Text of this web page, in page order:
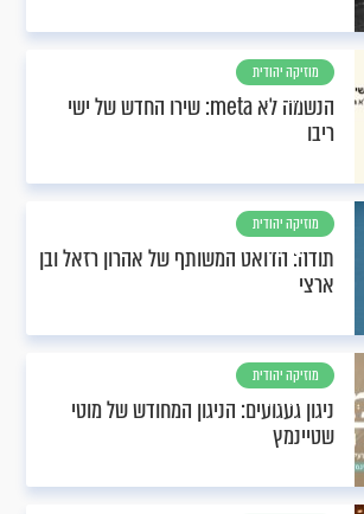
מוזיקה יהודית
וחסידית
הנשמה לא meta: שירו החדש של ישי
ריבו
מוזיקה יהודית
וחסידית
תודה: הדואט המשותף של אהרון רזאל ובן
ארצי
מוזיקה יהודית
וחסידית
ניגון געגועים: הניגון המחודש של מוטי
שטיינמץ